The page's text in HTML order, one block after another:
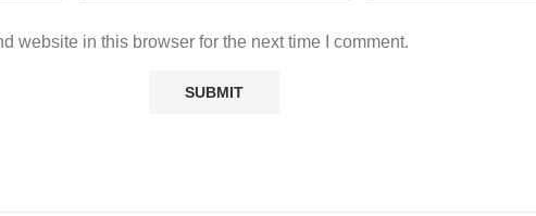
website in this browser for the next time I comment.